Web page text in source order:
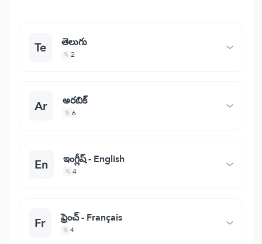
Te తెలుగు
2
Ar అరబిక్
6
En ఇంగ్లీష్ - English
4
Fr ఫ్రెంచ్ - Français
4